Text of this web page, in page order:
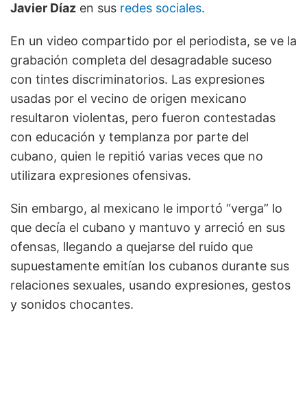
Javier Díaz en sus redes sociales.
En un video compartido por el periodista, se ve la
grabación completa del desagradable suceso
con tintes discriminatorios. Las expresiones
usadas por el vecino de origen mexicano
resultaron violentas, pero fueron contestadas
con educación y templanza por parte del
cubano, quien le repitió varias veces que no
utilizara expresiones ofensivas.
Sin embargo, al mexicano le importó “verga” lo
que decía el cubano y mantuvo y arreció en sus
ofensas, llegando a quejarse del ruido que
supuestamente emitían los cubanos durante sus
relaciones sexuales, usando expresiones, gestos
y sonidos chocantes.